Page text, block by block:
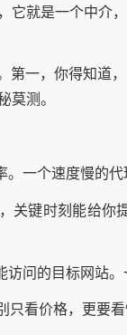
它就是一个中介
第一，你得知道
测。
一个速度慢的
关键时刻能给
问的目标网站
看价格，更要